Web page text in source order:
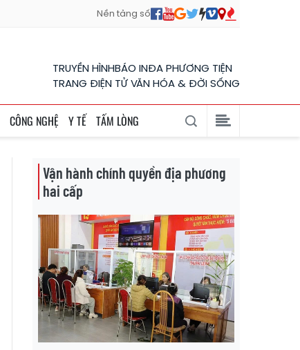
Nền tảng số
TRUYỀN HÌNHBÁO INĐA PHƯƠNG TIỆN
TRANG ĐIỆN TỬ VĂN HÓA & ĐỜI SỐNG
CÔNG NGHỆ Y TẾ TẤM LÒNG
Vận hành chính quyền địa phương
hai cấp